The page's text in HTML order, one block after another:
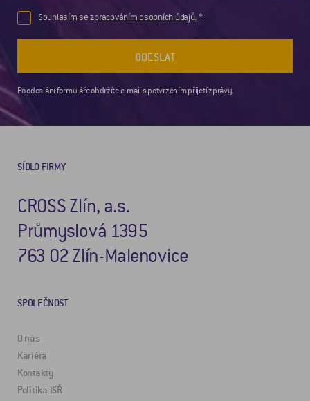
Souhlasím sezpracováním osobních údajů.
ODESLAT
Po odeslání formuláře obdržíte e-mail s potvrzením přijetí zprávy.
SÍDLO FIRMY
CROSS Zlín, a.s.
Průmyslová 1395
763 02 Zlín-Malenovice
SPOLEČNOST
O nás
Kariéra
Kontakty
Politika ISŘ